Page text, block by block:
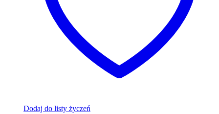
Dodaj do listy życzeń